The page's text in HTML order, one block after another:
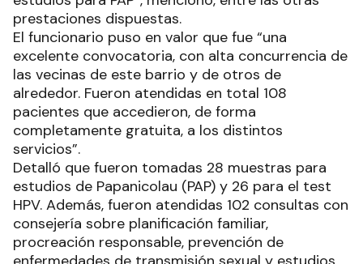
prestaciones dispuestas.
El funcionario puso en valor que fue “una
excelente convocatoria, con alta concurrencia de
las vecinas de este barrio y de otros de
alrededor. Fueron atendidas en total 108
pacientes que accedieron, de forma
completamente gratuita, a los distintos
servicios”.
Detalló que fueron tomadas 28 muestras para
estudios de Papanicolau (PAP) y 26 para el test
HPV. Además, fueron atendidas 102 consultas con
consejería sobre planificación familiar,
procreación responsable, prevención de